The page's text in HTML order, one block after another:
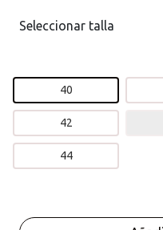
Seleccionar talla
40
42
44